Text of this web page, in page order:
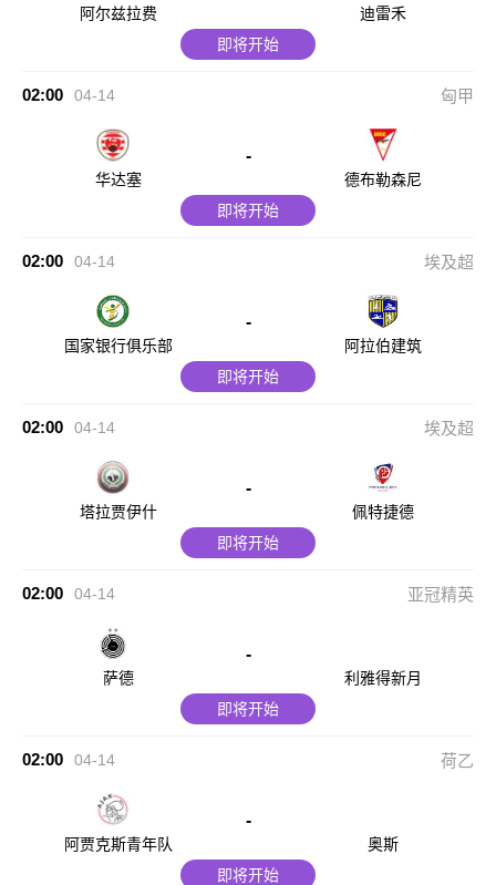
阿尔兹拉费
迪雷禾
即将开始
02:00 04-14 匈甲
华达塞
-
德布勒森尼
即将开始
02:00 04-14 埃及超
国家银行俱乐部
-
阿拉伯建筑
即将开始
02:00 04-14 埃及超
塔拉贾伊什
-
佩特捷德
即将开始
02:00 04-14 亚冠精英
萨德
-
利雅得新月
即将开始
02:00 04-14 荷乙
阿贾克斯青年队
-
奥斯
即将开始